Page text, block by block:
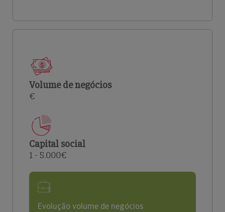
Volume de negócios
€
Capital social
1 - 5.000€
Evolução volume de negócios